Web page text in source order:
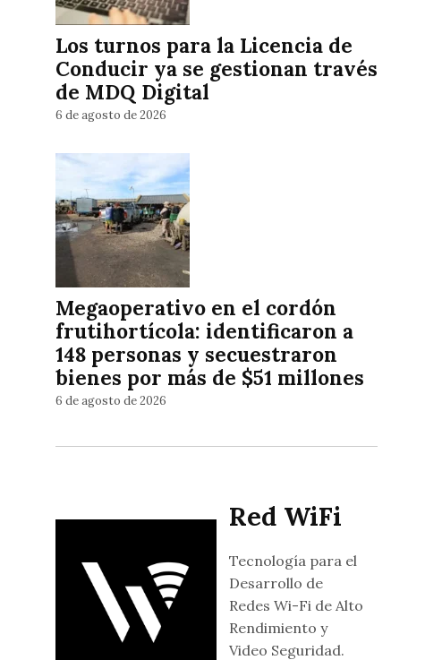
Los turnos para la Licencia de
Conducir ya se gestionan través
de MDQ Digital
6 de agosto de 2026
Megaoperativo en el cordón
frutihortícola: identificaron a
148 personas y secuestraron
bienes por más de $51 millones
6 de agosto de 2026
Red WiFi
Tecnología para el
Desarrollo de
Redes Wi-Fi de Alto
Rendimiento y
Video Seguridad.